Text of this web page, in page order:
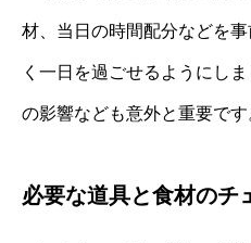
材、当日の時間配分などを
く一日を過ごせるようにし
の影響なども意外と重要です
必要な道具と食材のチ